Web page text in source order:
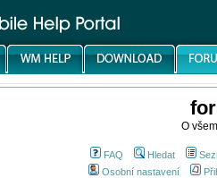
O
FAQ Hledat
Osobní nastavení